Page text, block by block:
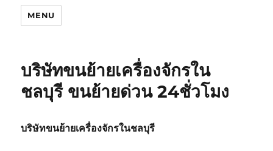
MENU
บริษัทขนย้ายเครื่องจักรใน
ชลบุรี ขนย้ายด่วน 24ชั่วโมง
บริษัทขนย้ายเครื่องจักรในชลบุรี